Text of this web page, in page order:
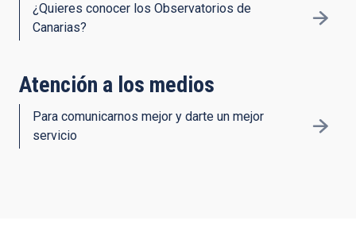
¿Quieres conocer los Observatorios de
Canarias?
Atención a los medios
Para comunicarnos mejor y darte un mejor
servicio